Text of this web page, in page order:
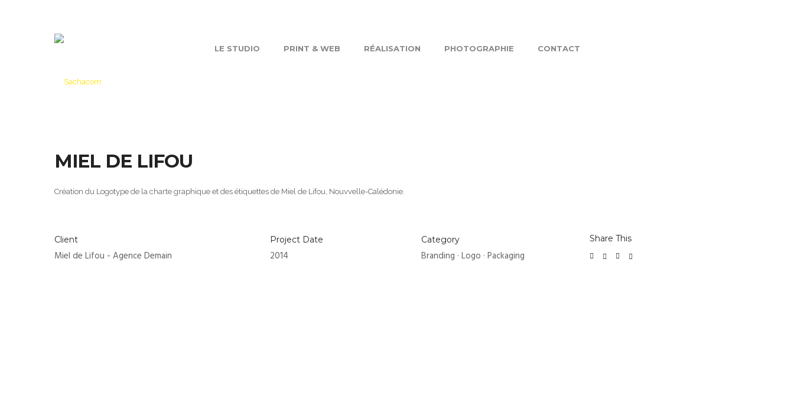
LE STUDIO PRINT & WEB RÉALISATION PHOTOGRAPHIE CONTACT
MIEL DE LIFOU
Création du Logotype de la charte graphique et des étiquettes de Miel de Lifou, Nouvvelle-Calédonie.
Client
Miel de Lifou - Agence Demain
Project Date
2014
Category
Branding · Logo · Packaging
Share This